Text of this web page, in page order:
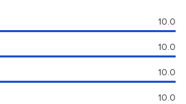
10.0
10.0
10.0
10.0